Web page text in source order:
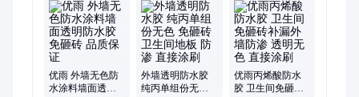
料、纳米渗透结晶防水剂、无机硅声能凝胶、H2保温凝胶、相
变声能凝胶、保温找平凝胶、纳米中空保温隔热涂料
优雨 外墙无色防
水涂料墙面透明
外墙透明防水胶
纯丙单组份无色
优雨丙烯酸防水
胶 卫生间免砸砖